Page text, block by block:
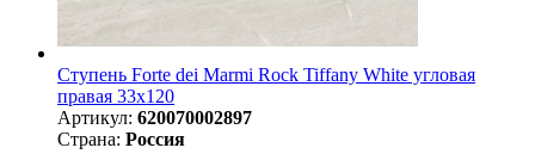
Ступень Forte dei Marmi Rock Tiffany White угловая
правая 33x120
Артикул: 620070002897
Страна: Россия